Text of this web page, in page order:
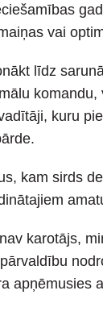
vai
līdz
komandu,
kuru
kam sirds
karotājs,
apņēmusies